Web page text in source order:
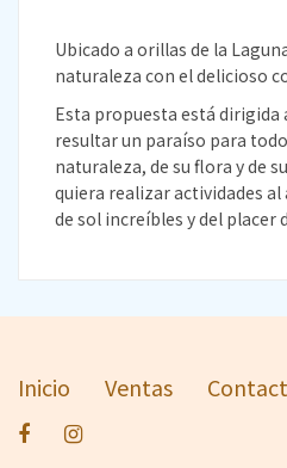
Ubicado a orillas de la
naturaleza con el delicioso
Esta propuesta está dirigida
resultar un paraíso para
naturaleza, de su flora y de
quiera realizar actividades
de sol increíbles y del
Inicio Ventas